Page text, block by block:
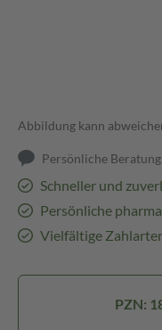
Abbildung kann
Persönliche Beratung
Schneller und
Persönliche
Vielfältige
PZN: